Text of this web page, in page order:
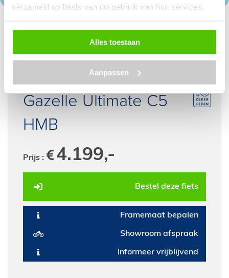
verzameld op basis van uw gebruik van hun services.
Alles toestaan
Aanpassen
Gazelle dubbele fietstas met MIK
Gazelle Ultimate C5
HMB
Prijs : 4.199,-
Bestel deze fiets
Framemaat bepalen
Showroom afspraak
Informeer vrijblijvend